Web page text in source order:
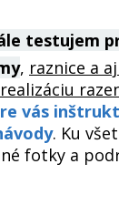
testujem
, raznice a
vás
. Ku
fotky a